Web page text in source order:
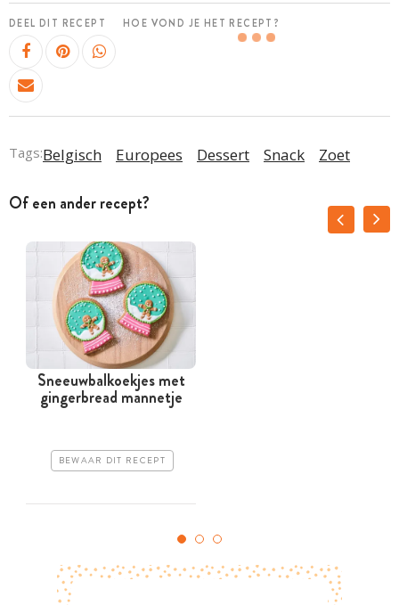
DEEL DIT RECEPT HOE VOND JE HET RECEPT?
Tags:Belgisch Europees Dessert Snack Zoet
Of een ander recept?
Sneeuwbalkoekjes met
gingerbread mannetje
BEWAAR DIT RECEPT